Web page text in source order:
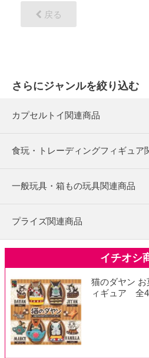
戻る
さらにジャンルを絞り込む
カプセルトイ関連商品
食玩・トレーディングフィギュア
一般玩具・箱もの玩具関連商品
プライズ関連商品
猫のダヤン
ィギュア 全